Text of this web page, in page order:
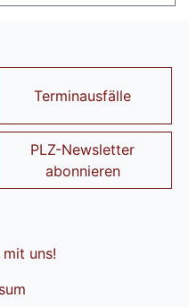
Terminausfälle
PLZ-Newsletter
abonnieren
mit uns!